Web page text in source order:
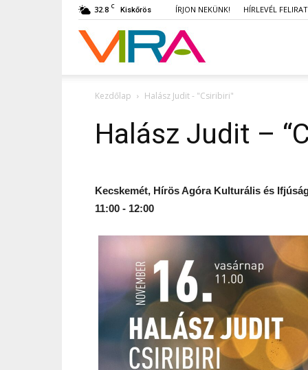
32.8 C Kiskőrös ÍRJON NEKÜNK! HÍRLEVÉL
VIRA
Kezdőlap Halász Judit - "Csiribiri"
Halász Judit –
Kecskemét, Hírös Agóra Kulturális és
11:00 - 12:00